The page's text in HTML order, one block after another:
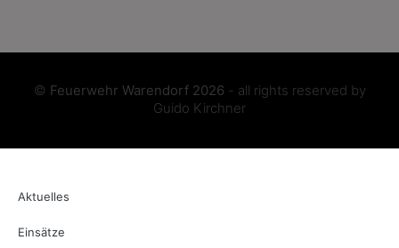
© Feuerwehr Warendorf 2026 - all rights reserved by
Guido Kirchner
Aktuelles
Einsätze